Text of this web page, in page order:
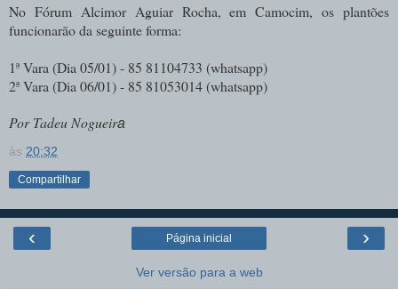
No Fórum Alcimor Aguiar Rocha, em Camocim, os plantões
funcionarão da seguinte forma:
1ª Vara (Dia 05/01) - 85 81104733 (whatsapp)
2ª Vara (Dia 06/01) - 85 81053014 (whatsapp)
Por Tadeu Nogueira
às 20:32
Compartilhar
‹ ›
Página inicial
Ver versão para a web